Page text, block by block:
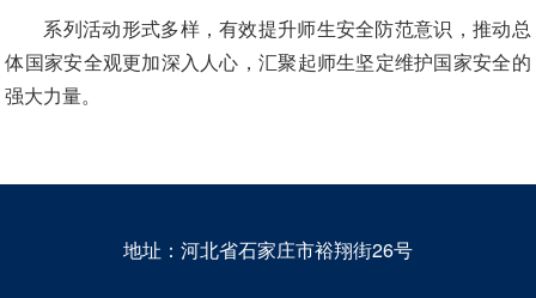
系列活动形式多样，有效提升师生安全防范意识，推动总
体国家安全观更加深入人心，汇聚起师生坚定维护国家安全的
强大力量。
地址：河北省石家庄市裕翔街26号